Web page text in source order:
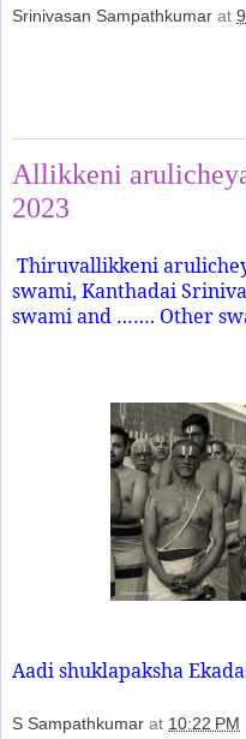
Srinivasan Sampathkumar at
Allikkeni
2023
Thiruvallikkeni
swami, Kanthadai
swami and ……. Other
Aadi shuklapaksha
S Sampathkumar at 10:22 PM